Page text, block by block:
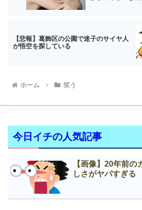
【悲報】葛飾区の公園で迷子のサイヤ人
が悟空を探している
ホーム 笑う
今日イチの人気記事
【画像】20年前
しさがヤバすぎる